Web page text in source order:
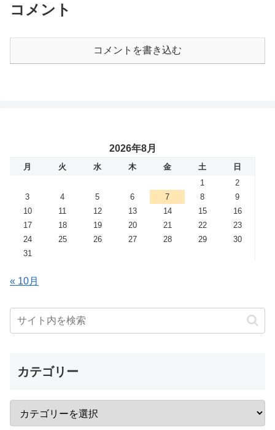
コメント
コメントを書き込む
2026年8月
月 火 水 木 金 土
日
1
2
3
4 5 6 7 8
9
10
11 12 13 14 15
16
17
18 19 20 21 22
23
24
25 26 27 28 29
30
31
« 10月
カテゴリー